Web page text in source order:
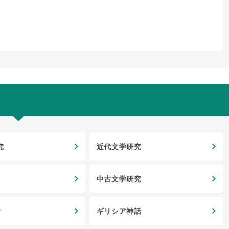
近代文学研究
中古文学研究
ギリシア神話